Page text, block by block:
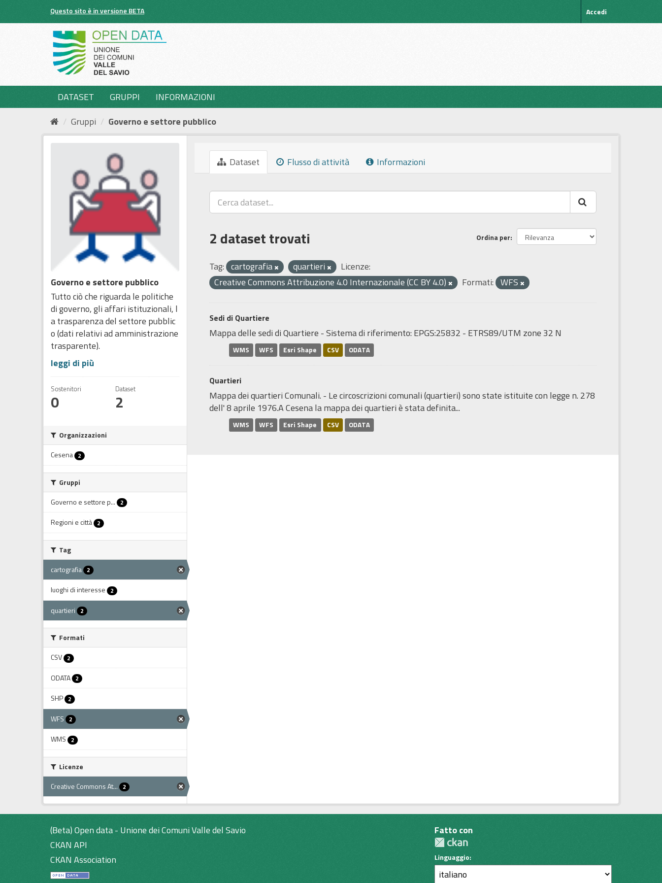
Questo sito è in versione BETA Accedi
DATASET GRUPPI
INFORMAZIONI
Gruppi
Governo e settore pubblico
Governo e settore pubblico
Tutto ciò che riguarda le politiche
di governo, gli affari istituzionali, l
a trasparenza del settore pubblic
o (dati relativi ad amministrazione
trasparente).
leggi di più
Sostenitori
0
Dataset
2
Organizzazioni
Cesena 2
Gruppi
Governo e settore p...
2
Regioni e città 2
Tag
cartografia 2
luoghi di interesse 2
quartieri 2
Formati
CSV 2
ODATA 2
SHP 2
WFS 2
WMS 2
Licenze
Creative Commons At...
2
Dataset Flusso di attività Informazioni
Ordina per
2 dataset trovati
Tag: cartografia quartieri
Licenze:
Creative Commons Attribuzione 4.0 Internazionale (CC BY 4.0)
Formati: WFS
Sedi di Quartiere
Mappa delle sedi di Quartiere - Sistema di riferimento: EPGS:25832 - ETRS89/UTM zone 32 N
WMS WFS Esri Shape CSV ODATA
Quartieri
Mappa dei quartieri Comunali. - Le circoscrizioni comunali (quartieri) sono state istituite con legge n. 278
dell' 8 aprile 1976.A Cesena la mappa dei quartieri è stata definita...
WMS WFS Esri Shape CSV ODATA
(Beta) Open data - Unione dei Comuni Valle del Savio
CKAN API
CKAN Association
Fatto con
Linguaggio